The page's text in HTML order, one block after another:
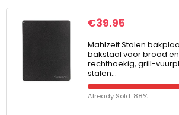
€39.95
Mahlzeit Stalen
bakstaal voor brood
rechthoekig, grill-
stalen…
Already Sold: 88%